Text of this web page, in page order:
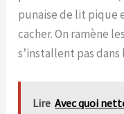
punaise de lit pique
cacher. On ramène
s’installent pas
Lire Avec quoi